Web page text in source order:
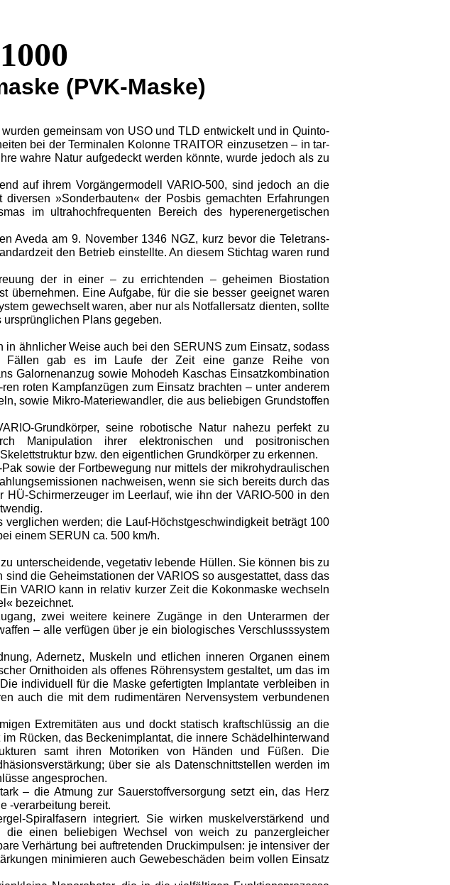
(PVK-Maske)
gemeinsam von USO und TLD entwickelt und in Quinto-
bei der Terminalen Kolonne TRAITOR einzusetzen – in tar-
wahre Natur aufgedeckt werden könnte, wurde jedoch als zu
auf ihrem Vorgängermodell VARIO-500, sind jedoch an die
»Sonderbauten« der Posbis gemachten Erfahrungen
im ultrahochfrequenten Bereich des hyperenergetischen
Aveda am 9. November 1346 NGZ, kurz bevor die Teletrans-
den Betrieb einstellte. An diesem Stichtag waren rund
der in einer – zu errichtenden – geheimen Biostation
übernehmen. Eine Aufgabe, für die sie besser geeignet waren
gewechselt waren, aber nur als Notfallersatz dienten, sollte
Plans gegeben.
ähnlicher Weise auch bei den SERUNS zum Einsatz, sodass
Fällen gab es im Laufe der Zeit eine ganze Reihe von
Galornenanzug sowie Mohodeh Kaschas Einsatzkombination
roten Kampfanzügen zum Einsatz brachten – unter anderem
sowie Mikro-Materiewandler, die aus beliebigen Grundstoffen
Grundkörper, seine robotische Natur nahezu perfekt zu
Manipulation ihrer elektronischen und positronischen
bzw. den eigentlichen Grundkörper zu erkennen.
sowie der Fortbewegung nur mittels der mikrohydraulischen
nachweisen, wenn sie sich bereits durch das
Schirmerzeuger im Leerlauf, wie ihn der VARIO-500 in den
werden; die Lauf-Höchstgeschwindigkeit beträgt 100
einem SERUN ca. 500 km/h.
unterscheidende, vegetativ lebende Hüllen. Sie können bis zu
die Geheimstationen der VARIOS so ausgestattet, dass das
VARIO kann in relativ kurzer Zeit die Kokonmaske wechseln
bezeichnet.
zwei weitere keinere Zugänge in den Unterarmen der
– alle verfügen über je ein biologisches Verschlusssystem
Adernetz, Muskeln und etlichen inneren Organen einem
Ornithoiden als offenes Röhrensystem gestaltet, um das im
individuell für die Maske gefertigten Implantate verbleiben in
auch die mit dem rudimentären Nervensystem verbundenen
Extremitäten aus und dockt statisch kraftschlüssig an die
Rücken, das Beckenimplantat, die innere Schädelhinterwand
samt ihren Motoriken von Händen und Füßen. Die
über sie als Datenschnittstellen werden im
angesprochen.
– die Atmung zur Sauerstoffversorgung setzt ein, das Herz
-verarbeitung bereit.
Spiralfasern integriert. Sie wirken muskelverstärkend und
die einen beliebigen Wechsel von weich zu panzergleicher
Verhärtung bei auftretenden Druckimpulsen: je intensiver der
minimieren auch Gewebeschäden beim vollen Einsatz